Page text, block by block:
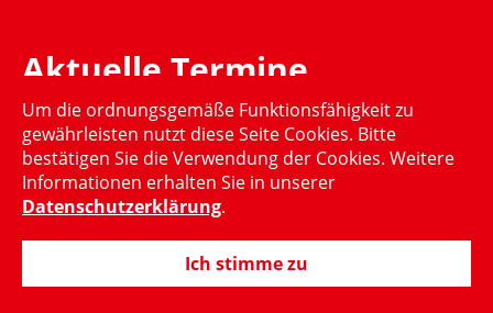
Aktuelle Termine
Momentan gibt es keinen aktuellen Termin
Um die ordnungsgemäße Funktionsfähigkeit zu
gewährleisten nutzt diese Seite Cookies. Bitte
bestätigen Sie die Verwendung der Cookies. Weitere
Informationen erhalten Sie in unserer
Datenschutzerklärung.
Ich stimme zu